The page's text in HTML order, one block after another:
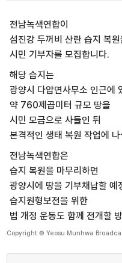
전남녹색연합이
섬진강 두꺼비 산란 습지 복원
시민 기부자를 모집합니다.
해당 습지는
광양시 다압면사무소 인근에
약 760제곱미터 규모 땅을
시민 모금으로 사들인 뒤
본격적인 생태 복원 작업에
전남녹색연합은
습지 복원을 마무리하면
광양시에 땅을 기부채납할 예
습지원형보전을 위한
법 개정 운동도 함께 전개할
Copyright © Yeosu Munhwa